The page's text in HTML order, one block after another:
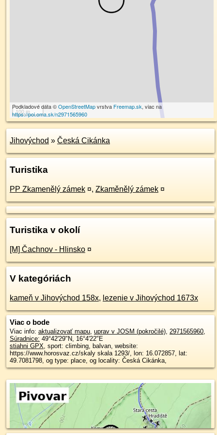
100 m
Podkladové dáta ©OpenStreetMapvrstva Freemap.sk, viac na
https://poi.oma.sk/n2971565960
Jihovýchod » Česká Cikánka
Turistika
PP Zkamenělý zámek ¤, Zkaměnělý zámek ¤
Turistika v okolí
[M] Čachnov - Hlinsko ¤
V kategóriách
kameň v Jihovýchod 158x, lezenie v Jihovýchod 1673x
Viac o bode
Viac info: aktualizovať mapu, uprav v JOSM (pokročilé), 2971565960,
Súradnice: 49°42'29"N, 16°4'22"E
stiahni GPX, sport: climbing, balvan, website:
https://www.horosvaz.cz/skaly skala 1293/, lon: 16.072857, lat:
49.7081798, og type: place, og locality: Česká Cikánka,